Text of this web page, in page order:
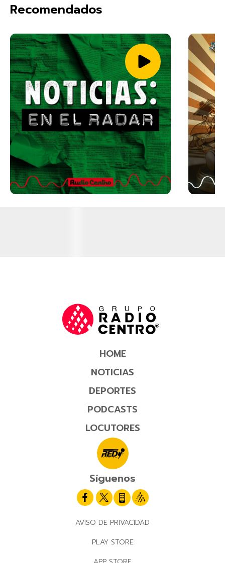
Recomendados
HOME
NOTICIAS
DEPORTES
PODCASTS
LOCUTORES
Síguenos
AVISO DE PRIVACIDAD
PLAY STORE